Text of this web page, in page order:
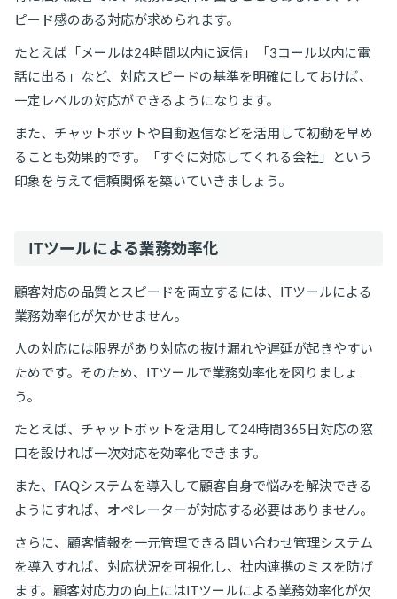
ピード感のある対応が求められます。
たとえば「メールは24時間以内に返信」「3コール以内に電
話に出る」など、対応スピードの基準を明確にしておけば、
一定レベルの対応ができるようになります。
また、チャットボットや自動返信などを活用して初動を早め
ることも効果的です。「すぐに対応してくれる会社」という
印象を与えて信頼関係を築いていきましょう。
ITツールによる業務効率化
顧客対応の品質とスピードを両立するには、ITツールによる
業務効率化が欠かせません。
人の対応には限界があり対応の抜け漏れや遅延が起きやすい
ためです。そのため、ITツールで業務効率化を図りましょ
う。
たとえば、チャットボットを活用して24時間365日対応の窓
口を設ければ一次対応を効率化できます。
また、FAQシステムを導入して顧客自身で悩みを解決できる
ようにすれば、オペレーターが対応する必要はありません。
さらに、顧客情報を一元管理できる問い合わせ管理システム
を導入すれば、対応状況を可視化し、社内連携のミスを防げ
ます。顧客対応力の向上にはITツールによる業務効率化が欠